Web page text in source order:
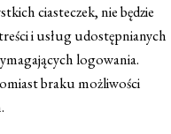
ciasteczek, nie będzie
i usług udostępnianych
logowania.
braku możliwości